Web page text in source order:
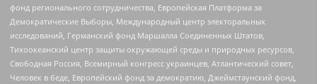
фонд регионального сотрудничества, Европейская Платформа за
Демократические Выборы, Международный центр электоральных
исследований, Германский фонд Маршалла Соединенных Штатов,
Тихоокеанский центр защиты окружающей среды и природных ресурсов,
Свободная Россия, Всемирный конгресс украинцев, Атлантический совет,
Человек в беде, Европейский фонд за демократию, Джеймстаунский фонд,